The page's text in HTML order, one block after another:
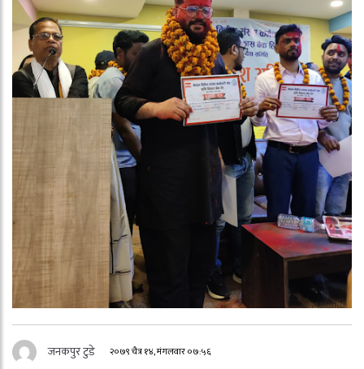
जनकपुर टुडे २०७९ चैत्र १४, मंगलवार ०७:५६